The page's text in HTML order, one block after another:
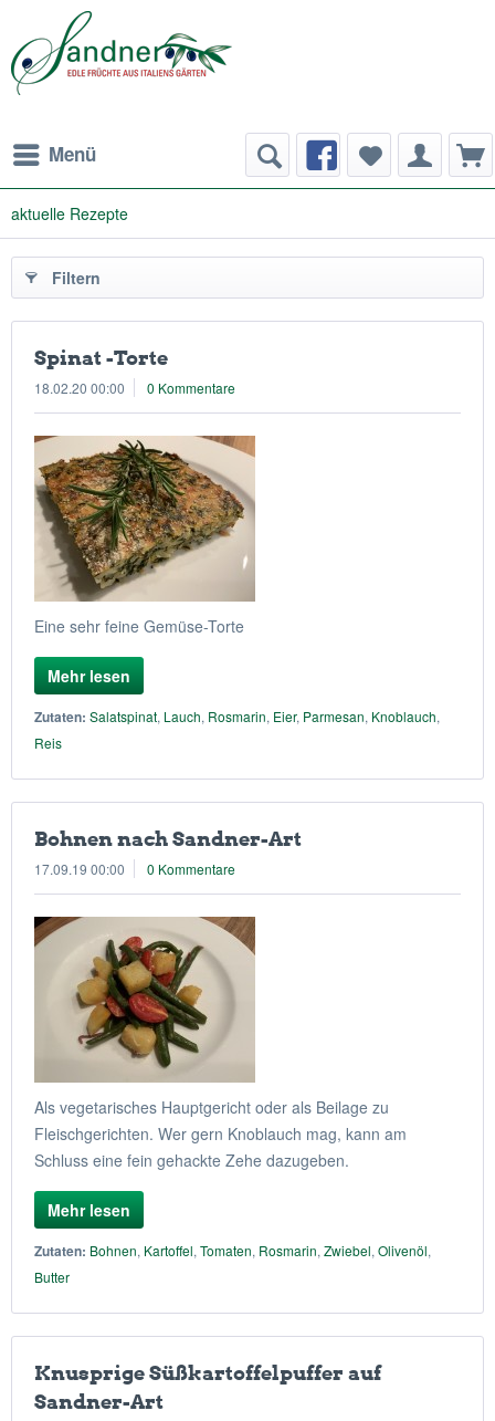
Menü
aktuelle Rezepte
Filtern
Spinat -Torte
18.02.20 00:00 0 Kommentare
Eine sehr feine Gemüse-Torte
Mehr lesen
Zutaten: Salatspinat, Lauch, Rosmarin, Eier, Parmesan, Knoblauch,
Reis
Bohnen nach Sandner-Art
17.09.19 00:00 0 Kommentare
Als vegetarisches Hauptgericht oder als Beilage zu
Fleischgerichten. Wer gern Knoblauch mag, kann am
Schluss eine fein gehackte Zehe dazugeben.
Mehr lesen
Zutaten: Bohnen, Kartoffel, Tomaten, Rosmarin, Zwiebel, Olivenöl,
Butter
Knusprige Süßkartoffelpuffer auf
Sandner-Art